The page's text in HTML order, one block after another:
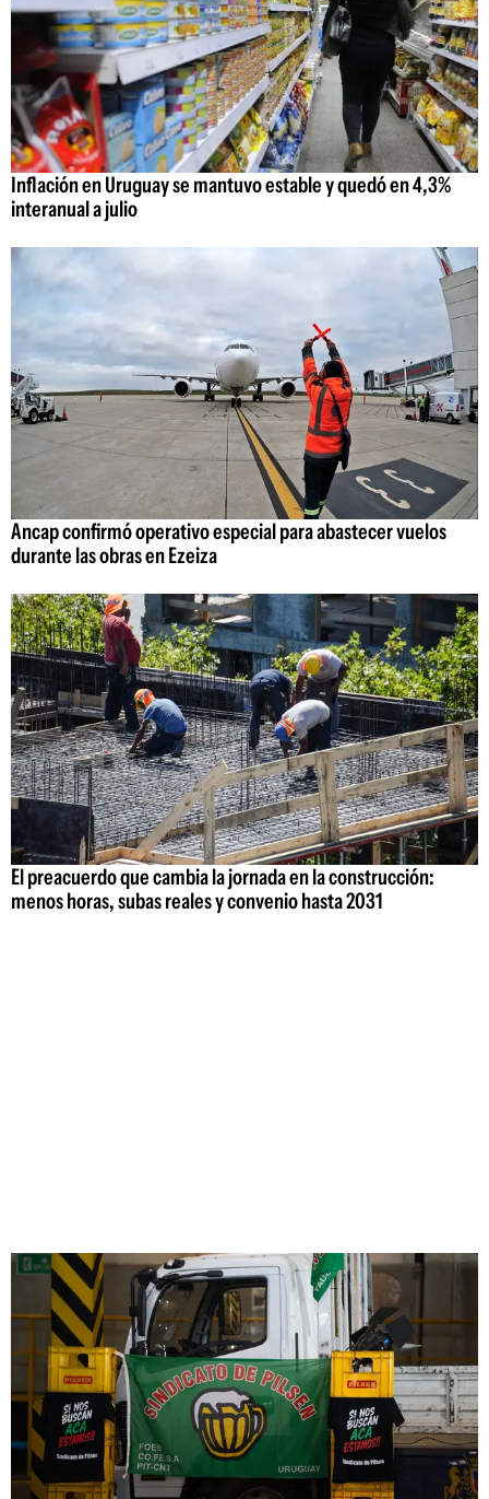
Inflación en Uruguay se mantuvo estable y quedó en 4,3%
interanual a julio
Ancap confirmó operativo especial para abastecer vuelos
durante las obras en Ezeiza
El preacuerdo que cambia la jornada en la construcción:
menos horas, subas reales y convenio hasta 2031